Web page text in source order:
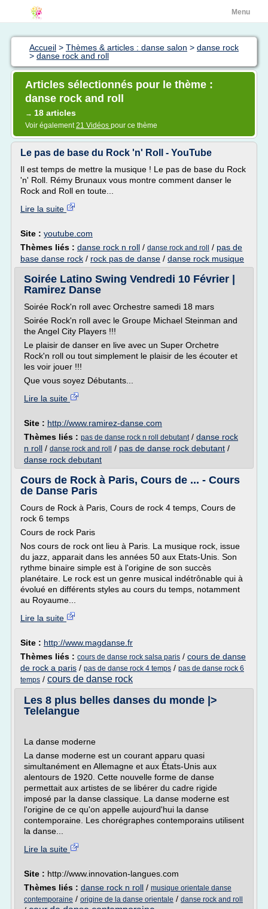
Menu
Accueil > Thèmes & articles : danse salon > danse rock
> danse rock and roll
Articles sélectionnés pour le thème :
danse rock and roll
→ 18 articles
Voir également21 Vidéos pour ce thème
Le pas de base du Rock 'n' Roll - YouTube
Il est temps de mettre la musique ! Le pas de base du Rock
'n' Roll. Rémy Brunaux vous montre comment danser le
Rock and Roll en toute...
Lire la suite
Site : youtube.com
Thèmes liés : danse rock n roll / danse rock and roll / pas de
base danse rock / rock pas de danse / danse rock musique
Soirée Latino Swing Vendredi 10 Février |
Ramirez Danse
Soirée Rock'n roll avec Orchestre samedi 18 mars
Soirée Rock'n roll avec le Groupe Michael Steinman and
the Angel City Players !!!
Le plaisir de danser en live avec un Super Orchetre
Rock'n roll ou tout simplement le plaisir de les écouter et
les voir jouer !!!
Que vous soyez Débutants...
Lire la suite
Site : http://www.ramirez-danse.com
Thèmes liés : pas de danse rock n roll debutant/ danse rock
n roll / danse rock and roll / pas de danse rock debutant /
danse rock debutant
Cours de Rock à Paris, Cours de ... - Cours
de Danse Paris
Cours de Rock à Paris, Cours de rock 4 temps, Cours de
rock 6 temps
Cours de rock Paris
Nos cours de rock ont lieu à Paris. La musique rock, issue
du jazz, apparait dans les années 50 aux Etats-Unis. Son
rythme binaire simple est à l'origine de son succès
planétaire. Le rock est un genre musical indétrônable qui à
évolué en différents styles au cours du temps, notamment
au Royaume...
Lire la suite
Site : http://www.magdanse.fr
Thèmes liés : cours de danse rock salsa paris / cours de danse
de rock a paris / pas de danse rock 4 temps / pas de danse rock 6
temps / cours de danse rock
Les 8 plus belles danses du monde |>
Telelangue
La danse moderne
La danse moderne est un courant apparu quasi
simultanément en Allemagne et aux États-Unis aux
alentours de 1920. Cette nouvelle forme de danse
permettait aux artistes de se libérer du cadre rigide
imposé par la danse classique. La danse moderne est
l'origine de ce qu'on appelle aujourd'hui la danse
contemporaine. Les chorégraphes contemporains utilisent
la danse...
Lire la suite
Site : http://www.innovation-langues.com
Thèmes liés : danse rock n roll / musique orientale danse
contemporaine / origine de la danse orientale / danse rock and roll